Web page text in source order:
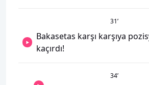
31’
Bakasetas karşı karşıya
kaçırdı!
34’